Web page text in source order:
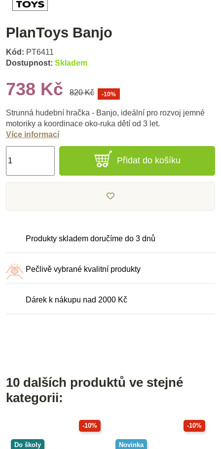
PlanToys Banjo
Kód: PT6411
Dostupnost: Skladem
738 Kč 820 Kč -10%
Strunná hudební hračka - Banjo, ideální pro rozvoj jemné
motoriky a koordinace oko-ruka dětí od 3 let.
Více informací
Přidat do košíku
Produkty skladem doručíme do 3 dnů
Pečlivě vybrané kvalitní produkty
Dárek k nákupu nad 2000 Kč
10 dalších produktů ve stejné
kategorii:
-10%
Do školy
-10%
Novinka